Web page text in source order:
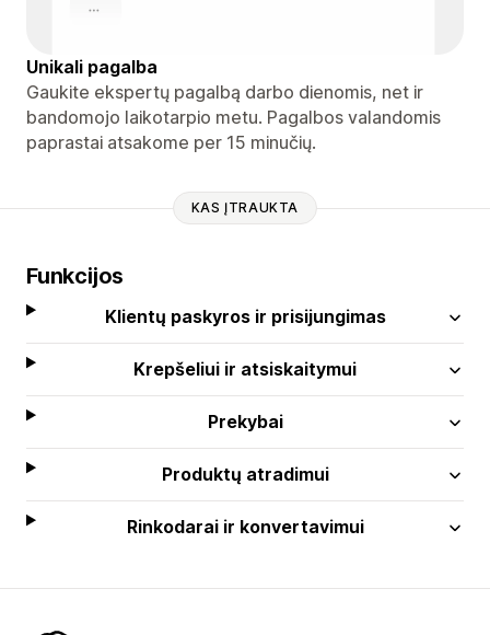
Unikali pagalba
Gaukite ekspertų pagalbą darbo dienomis, net ir
bandomojo laikotarpio metu. Pagalbos valandomis
paprastai atsakome per 15 minučių.
KAS ĮTRAUKTA
Funkcijos
Klientų paskyros ir prisijungimas
Krepšeliui ir atsiskaitymui
Prekybai
Produktų atradimui
Rinkodarai ir konvertavimui